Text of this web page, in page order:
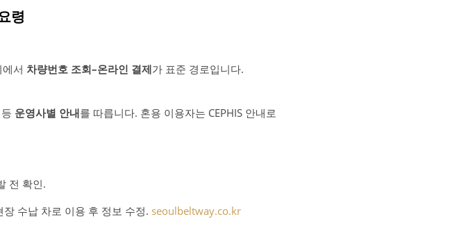
령
서 차량번호 조회–온라인 결제가 표준 경로입니다.
운영사별 안내를 따릅니다. 혼용 이용자는 CEPHIS 안내로
전 확인.
수납 차로 이용 후 정보 수정. seoulbeltway.co.kr